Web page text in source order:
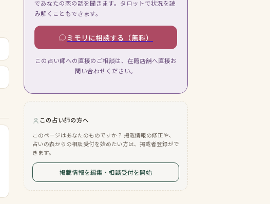
であなたの恋の話を聞きます。タロットで状況を読
み解くこともできます。
ミモリに相談する（無料）
この占い師への直接のご相談は、在籍店舗へ直接お
問い合わせください。
この占い師の方へ
このページはあなたのものですか？ 掲載情報の修正や、
占いの森からの相談受付を始めたい方は、掲載者登録がで
きます。
掲載情報を編集・相談受付を開始